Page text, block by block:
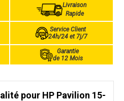
Livraison
Rapide
Service Client
24h/24 et 7j/7
Garantie
de 12 Mois
pour HP Pavilion 15-